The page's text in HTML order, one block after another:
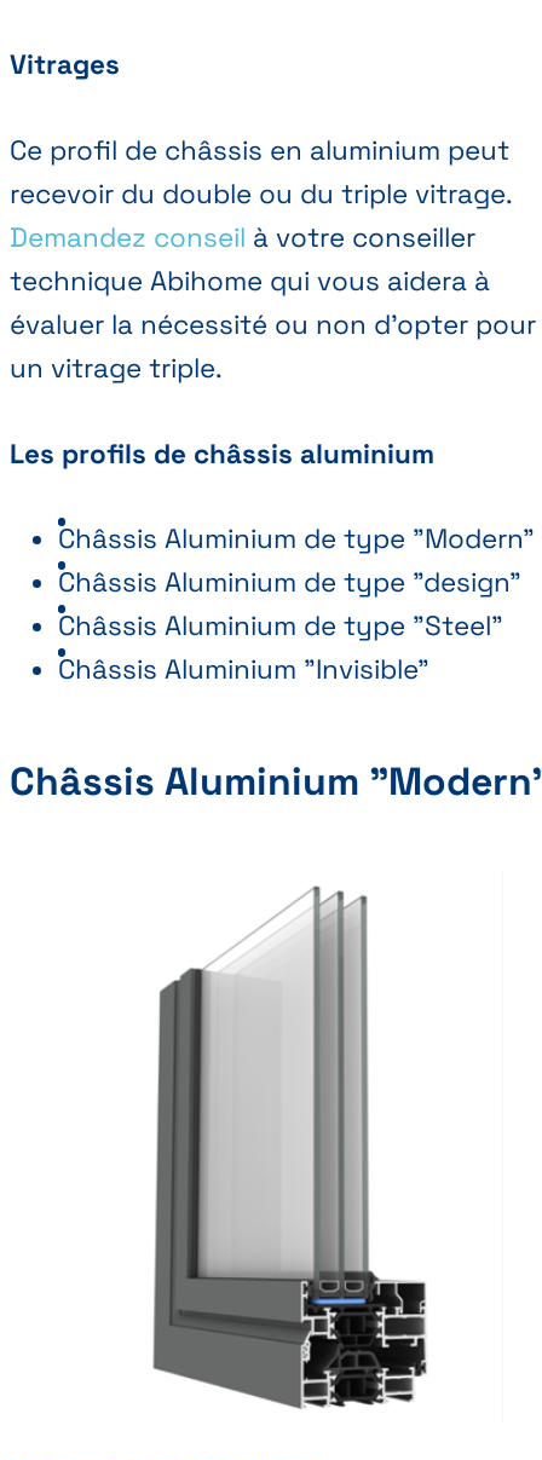
Vitrages
Ce profil de châssis en aluminium peut
recevoir du double ou du triple vitrage.
Demandez conseil à votre conseiller
technique Abihome qui vous aidera à
évaluer la nécessité ou non d'opter pour
un vitrage triple.
Les profils de châssis aluminium
Châssis Aluminium de type "Modern"
Châssis Aluminium de type "design"
Châssis Aluminium de type "Steel"
Châssis Aluminium "Invisible"
Châssis Aluminium